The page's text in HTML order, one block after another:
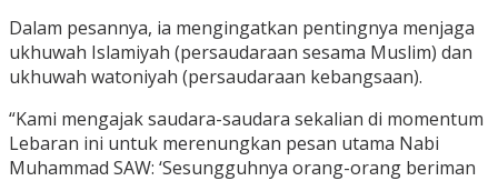
Dalam pesannya, ia mengingatkan pentingnya menjaga
ukhuwah Islamiyah (persaudaraan sesama Muslim) dan
ukhuwah watoniyah (persaudaraan kebangsaan).
“Kami mengajak saudara-saudara sekalian di momentum
Lebaran ini untuk merenungkan pesan utama Nabi
Muhammad SAW: ‘Sesungguhnya orang-orang beriman